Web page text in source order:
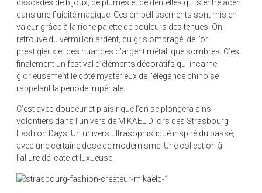
cascades de bijoux, de plumes et de dentelles qui s’entrelacent
dans une fluidité magique. Ces embellissements sont mis en
valeur grâce à la riche palette de couleurs des tenues. On
retrouve du vermillon ardent, du gris ombragé, de l’or
prestigieux et des nuances d’argent métallique sombres. C’est
finalement un festival d’éléments décoratifs qui incarne
glorieusement le côté mystérieux de l’élégance chinoise
rappelant la période impériale.
C’est avec douceur et plaisir que l’on se plongera ainsi
volontiers dans l’univers de MIKAEL D lors des Strasbourg
Fashion Days. Un univers ultrasophistiqué inspiré du passé,
avec une certaine dose de modernisme. Une collection à
l’allure délicate et luxueuse.